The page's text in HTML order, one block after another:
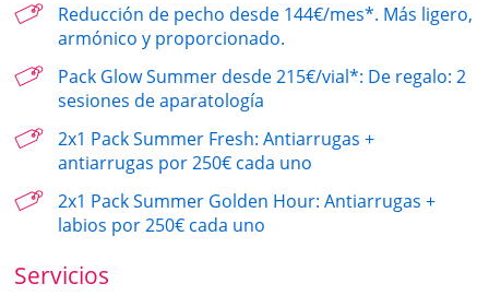
Reducción de pecho desde 144€/mes*. Más ligero,
armónico y proporcionado.
Pack Glow Summer desde 215€/vial*: De regalo: 2
sesiones de aparatología
2x1 Pack Summer Fresh: Antiarrugas +
antiarrugas por 250€ cada uno
2x1 Pack Summer Golden Hour: Antiarrugas +
labios por 250€ cada uno
Servicios